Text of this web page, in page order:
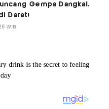
Gempa Dangkal,
Darat!
WIB